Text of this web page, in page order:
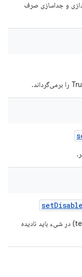
و جداسازی صرف
setDisable
تعیین می‌کند که آیا مرحله‌ی جداسازی (teardown) در شیء باید نادیده